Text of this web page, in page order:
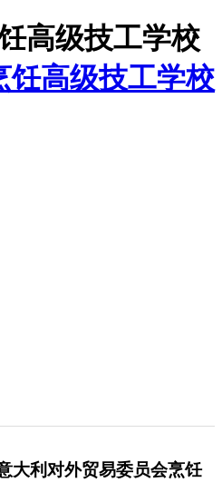
高级技工学校
大利对外贸易委员会烹饪